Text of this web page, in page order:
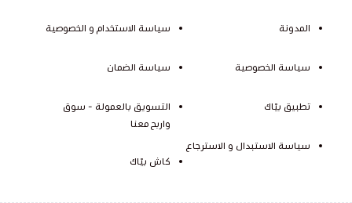
المدونة
سياسة الخصوصية
تطبيق بيّاك
سياسة الاستبدال و الاسترجاع
سياسة الاستخدام و الخصوصية
سياسة الضمان
التسويق بالعمولة - سوق
واربح معنا
كاش بيّاك